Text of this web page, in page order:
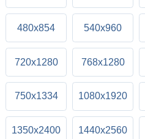
480x854 540x960
720x1280 768x1280
750x1334 1080x1920
1350x2400 1440x2560